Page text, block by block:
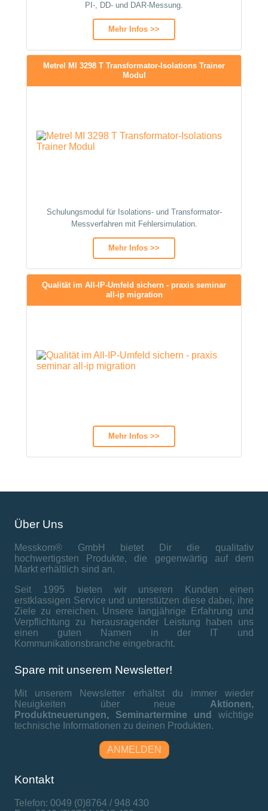
PI-, DD- und DAR-Messung.
Mehr Infos >>
Metrel MI 3298 T Transformator-Isolations Trainer
Modul
Schulungsmodul für Isolations- und Transformator-
Messverfahren mit Fehlersimulation.
Mehr Infos >>
Qualität im All-IP-Umfeld sichern - praxis seminar
all-ip migration
Mehr Infos >>
Über Uns
Messkom® GmbH bietet Dir die qualitativ
hochwertigsten Produkte, die gegenwärtig auf dem
Markt erhältlich sind an.
Seit 1995 bieten wir unseren Kunden einen
erstklassigen Service und unterstützen diese dabei, ihre
Ziele zu erreichen. Unsere langjährige Erfahrung und
Verpflichtung zu herausragender Leistung haben uns
einen guten Namen in der IT und
Kommunikationsbranche eingebracht.
Spare mit unserem Newsletter!
Mit unserem Newsletter erhältst du immer wieder
Neuigkeiten über neue Aktionen,
Produktneuerungen, Seminartermine und wichtige
technische Informationen zu deinen Produkten.
ANMELDEN
Kontakt
Telefon: 0049 (0)8764 / 948 430